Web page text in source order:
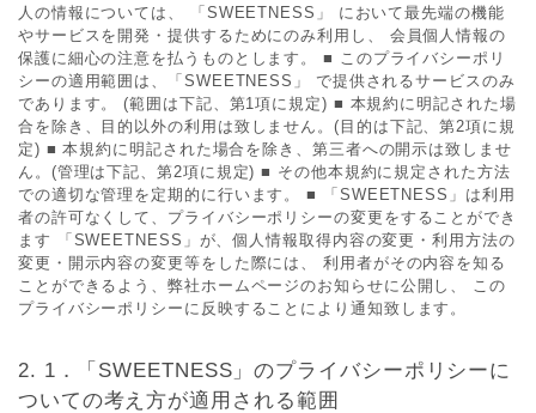
人の情報については、 「SWEETNESS」 において最先端の機能
やサービスを開発・提供するためにのみ利用し、 会員個人情報の
保護に細心の注意を払うものとします。 ■ このプライバシーポリ
シーの適用範囲は、「SWEETNESS」 で提供されるサービスのみ
であります。 (範囲は下記、第1項に規定) ■ 本規約に明記された場
合を除き、目的以外の利用は致しません。(目的は下記、第2項に規
定) ■ 本規約に明記された場合を除き、第三者への開示は致しませ
ん。(管理は下記、第2項に規定) ■ その他本規約に規定された方法
での適切な管理を定期的に行います。 ■ 「SWEETNESS」は利用
者の許可なくして、プライバシーポリシーの変更をすることができ
ます 「SWEETNESS」が、個人情報取得内容の変更・利用方法の
変更・開示内容の変更等をした際には、 利用者がその内容を知る
ことができるよう、弊社ホームページのお知らせに公開し、 この
プライバシーポリシーに反映することにより通知致します。
1．「SWEETNESS」のプライバシーポリシーに
ついての考え方が適用される範囲